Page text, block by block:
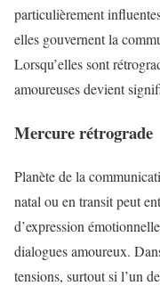
particulièrement
elles gouvernent la
Lorsqu’elles sont
amoureuses devient
Mercure rétrograde
Planète de la
natal ou en transit peut
d’expression
dialogues amoureux.
tensions, surtout si l’un